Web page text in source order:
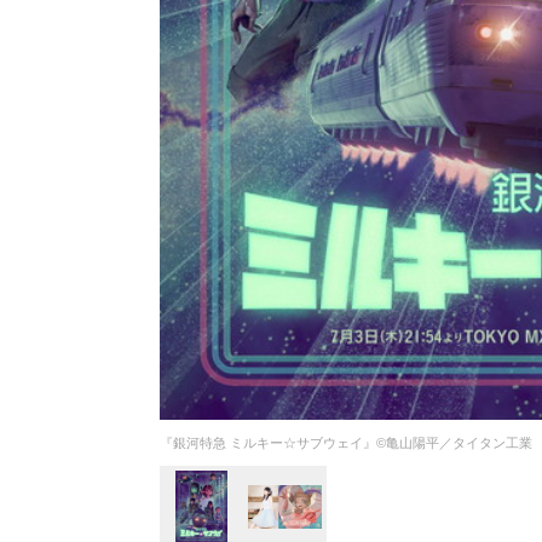
『銀河特急 ミルキー☆サブウェイ』©亀山陽平／タイタン工業